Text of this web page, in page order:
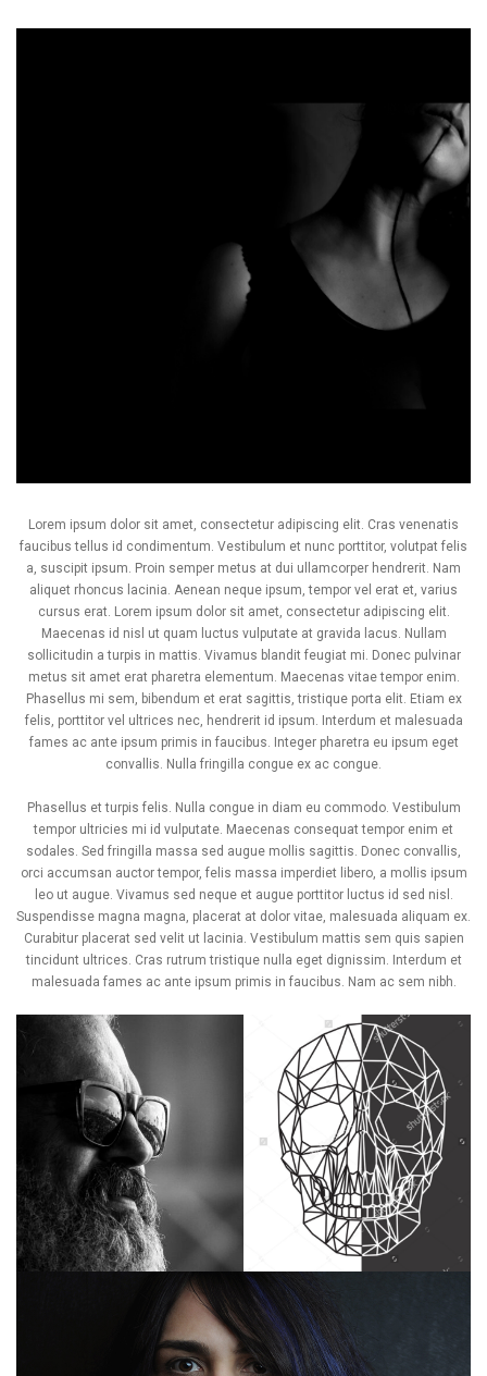
Lorem ipsum dolor sit amet, consectetur adipiscing elit. Cras venenatis
faucibus tellus id condimentum. Vestibulum et nunc porttitor, volutpat felis
a, suscipit ipsum. Proin semper metus at dui ullamcorper hendrerit. Nam
aliquet rhoncus lacinia. Aenean neque ipsum, tempor vel erat et, varius
cursus erat. Lorem ipsum dolor sit amet, consectetur adipiscing elit.
Maecenas id nisl ut quam luctus vulputate at gravida lacus. Nullam
sollicitudin a turpis in mattis. Vivamus blandit feugiat mi. Donec pulvinar
metus sit amet erat pharetra elementum. Maecenas vitae tempor enim.
Phasellus mi sem, bibendum et erat sagittis, tristique porta elit. Etiam ex
felis, porttitor vel ultrices nec, hendrerit id ipsum. Interdum et malesuada
fames ac ante ipsum primis in faucibus. Integer pharetra eu ipsum eget
convallis. Nulla fringilla congue ex ac congue.
Phasellus et turpis felis. Nulla congue in diam eu commodo. Vestibulum
tempor ultricies mi id vulputate. Maecenas consequat tempor enim et
sodales. Sed fringilla massa sed augue mollis sagittis. Donec convallis,
orci accumsan auctor tempor, felis massa imperdiet libero, a mollis ipsum
leo ut augue. Vivamus sed neque et augue porttitor luctus id sed nisl.
Suspendisse magna magna, placerat at dolor vitae, malesuada aliquam ex.
Curabitur placerat sed velit ut lacinia. Vestibulum mattis sem quis sapien
tincidunt ultrices. Cras rutrum tristique nulla eget dignissim. Interdum et
malesuada fames ac ante ipsum primis in faucibus. Nam ac sem nibh.